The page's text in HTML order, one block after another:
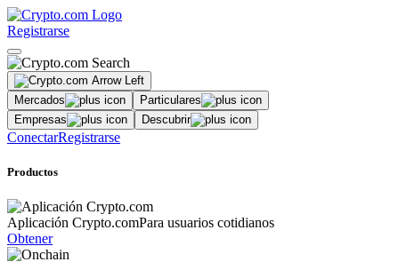
Registrarse
Mercados
Particulares
Empresas
Descubrir
ConectarRegistrarse
Productos
Aplicación Crypto.comPara usuarios cotidianos
Obtener